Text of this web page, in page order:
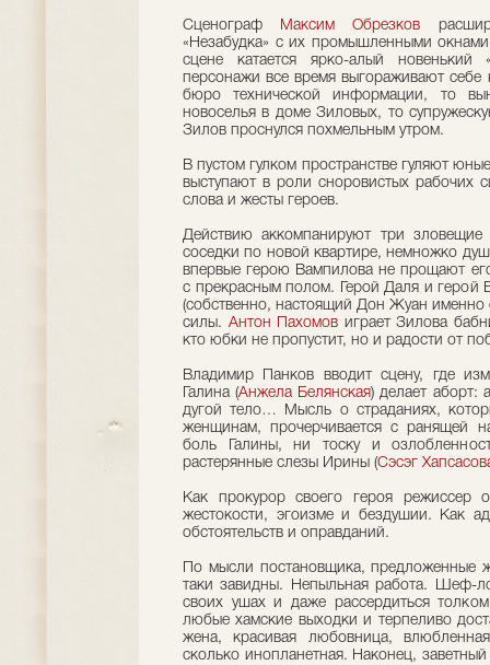
Сценограф Максим Обрезков
«Незабудка» с их промышленными
сцене катается ярко-алый новенький
персонажи все время выгораживают себе
бюро технической информации, то
новоселья в доме Зиловых, то
Зилов проснулся похмельным утром.
В пустом гулком пространстве гуляют
выступают в роли сноровистых рабочих
слова и жесты героев.
Действию аккомпанируют три
соседки по новой квартире, немножко
впервые герою Вампилова не прощают
с прекрасным полом. Герой Даля и
(собственно, настоящий Дон Жуан именно
силы. Антон Пахомов играет Зилова
кто юбки не пропустит, но и радости от
Владимир Панков вводит сцену, где
Галина (Анжела Белянская) делает аборт:
дугой тело… Мысль о страданиях,
женщинам, прочерчивается с ранящей
боль Галины, ни тоску и
растерянные слезы Ирины (Сэсэг
Как прокурор своего героя режиссер
жестокости, эгоизме и бездушии. Как
обстоятельств и оправданий.
По мысли постановщика, предложенные
таки завидны. Непыльная работа. Шеф-
своих ушах и даже рассердиться
любые хамские выходки и терпеливо
жена, красивая любовница,
сколько инопланетная. Наконец,